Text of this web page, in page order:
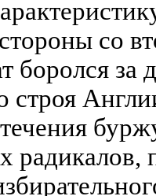
со
боролся за
строя
радикалов,